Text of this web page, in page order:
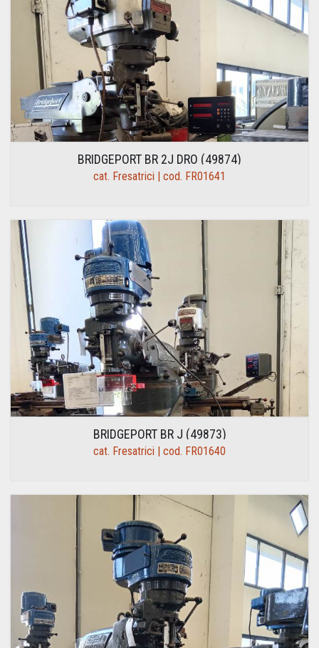
BRIDGEPORT BR 2J DRO (49874)
cat. Fresatrici | cod. FR01641
BRIDGEPORT BR J (49873)
cat. Fresatrici | cod. FR01640